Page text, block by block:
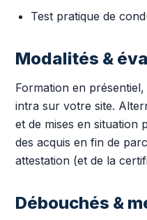
Test pratique de
Modalités &
Formation en
intra sur votre site.
et de mises en situation
des acquis en fin de
attestation (et de la
Débouchés &